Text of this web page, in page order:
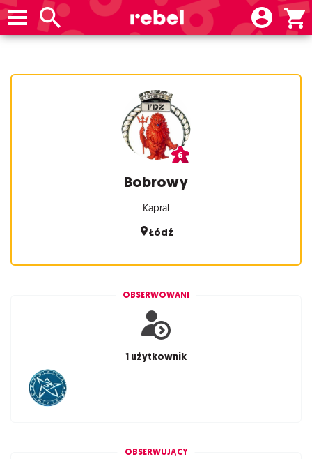
Bobrowy
Kapral
Łódź
OBSERWOWANI
1 użytkownik
OBSERWUJĄCY